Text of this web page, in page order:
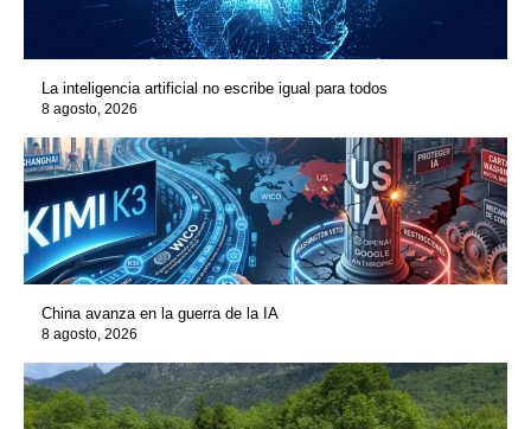
La inteligencia artificial no escribe igual para todos
8 agosto, 2026
China avanza en la guerra de la IA
8 agosto, 2026